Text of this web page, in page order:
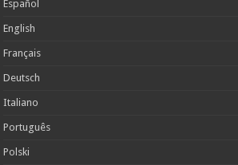
Español
English
Français
Deutsch
Italiano
Português
Polski